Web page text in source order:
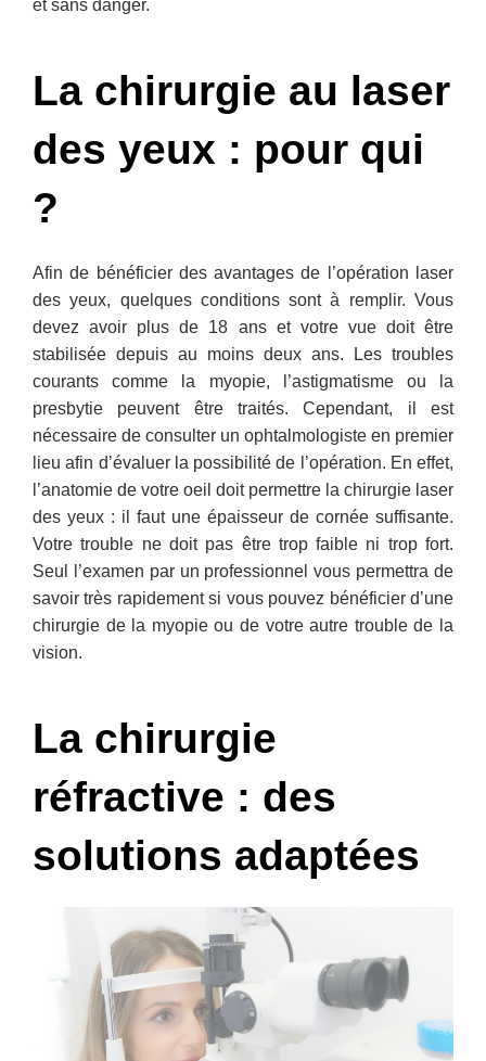
et sans danger.
La chirurgie au laser
des yeux : pour qui
?
Afin de bénéficier des avantages de l’opération laser
des yeux, quelques conditions sont à remplir. Vous
devez avoir plus de 18 ans et votre vue doit être
stabilisée depuis au moins deux ans. Les troubles
courants comme la myopie, l’astigmatisme ou la
presbytie peuvent être traités. Cependant, il est
nécessaire de consulter un ophtalmologiste en premier
lieu afin d’évaluer la possibilité de l’opération. En effet,
l’anatomie de votre oeil doit permettre la chirurgie laser
des yeux : il faut une épaisseur de cornée suffisante.
Votre trouble ne doit pas être trop faible ni trop fort.
Seul l’examen par un professionnel vous permettra de
savoir très rapidement si vous pouvez bénéficier d’une
chirurgie de la myopie ou de votre autre trouble de la
vision.
La chirurgie
réfractive : des
solutions adaptées